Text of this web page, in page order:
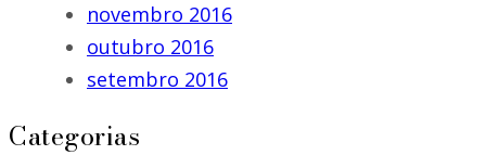
novembro 2016
outubro 2016
setembro 2016
Categorias